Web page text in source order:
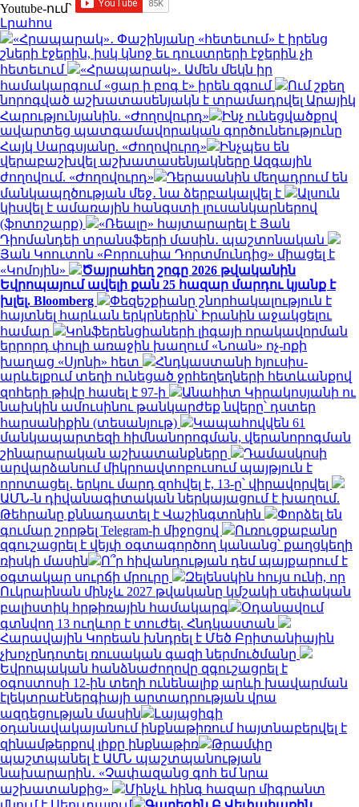
Youtube-ում`
Լրահոս
«Հրապարակ»․ Փաշինյանը «հետեւում» է իրենց
շների էջերին, իսկ կնոջ եւ դուստրերի էջերին չի
հետեւում
«Հրապարակ»․ Ամեն մեկն իր
համակարգում «ցար ի բոգ է» իրեն զգում
Ում շքեղ
նորոգված աշխատասենյակն է տրամադրվել Արայիկ
Հարությունյանին. «Ժողովուրդ»
Ինչ ունեցվածքով
ավարտեց պատգամավորական գործունեությունը
Հայկ Սարգսյանը. «Ժողովուրդ»
Ինչպես են
վերաբաշխվել աշխատասենյակները Ազգային
ժողովում. «Ժողովուրդ»
Դերասանին մեղադրում են
մանկապղծության մեջ․ նա ձերբակալվել է
Ալսուն
կիսվել է ամառային հանգստի լուսանկարներով
(ֆոտոշարք)
«Ռեալը» հայտարարել է Յան
Դիոմանդեի տրանսֆերի մասին․ պաշտոնական
Յան Կոուտոն «Բորուսիա Դորտմունդից» միացել է
«Կոմոյին»
Ծայրահեղ շոգը 2026 թվականին
Եվրոպայում ավելի քան 25 հազար մարդու կյանք է
խլել. Bloomberg
Փեզեշքիանը շնորհակալություն է
հայտնել հարևան երկրներին՝ Իրանին աջակցելու
համար
Կոնֆերենցիաների լիգայի որակավորման
երրորդ փուլի առաջին խաղում «Նոան» ոչ-ոքի
խաղաց «Սյոնի» հետ
Հնդկաստանի հյուսիս-
արևելքում տեղի ունեցած ջրհեղեղների հետևանքով
զոհերի թիվը հասել է 97-ի
Անահիտ Կիրակոսյանի ու
նախկին ամուսինու թանկարժեք նվերը՝ դստեր
հարսանիքին (տեսանյութ)
Կապահովվեն 61
մանկապարտեզի հիմնանորոգման, վերանորոգման
շինարարական աշխատանքները
Դամասկոսի
արվարձանում միկրոավտոբուսում պայթյուն է
որոտացել․ երկու մարդ զոհվել է, 13-ը՝ վիրավորվել
ԱՄՆ-ն դիվանագիտական ներկայացում է խաղում.
Թեհրանը քննադատել է Վաշինգտոնին
Փորձել են
գումար շորթել Telegram-ի միջոցով
Ուռուցքաբանը
զգուշացրել է վեյփ օգտագործող կանանց՝ քաղցկեղի
ռիսկի մասին
Ո՞ր հիվանդության դեմ պայքարում է
օգտակար սուրճի մրուրը
Զելենսկին հույս ունի, որ
Ուկրաինան մինչև 2027 թվականը կմշակի սեփական
բալիստիկ հրթիռային համակարգ
Օդանավում
գտնվող 13 ուղևոր է տուժել. Հնդկաստան
Հարավային Կորեան խնդրել է Մեծ Բրիտանիային
չխոչընդոտել ռուսական գազի ներմուծմանը
Եվրոպական հանձնաժողովը զգուշացրել է
օգոստոսի 12-ին տեղի ունենալիք արևի խավարման
էլեկտրաէներգիայի արտադրության վրա
ազդեցության մասին
Լայպցիգի
օդանավակայանում ինքնաթիռում հայտնաբերվել է
զինամթերքով լիքը ինքնաթիռ
Թրամփը
պաշտպանել է ԱՄՆ պաշտպանության
նախարարին․ «Չափազանց գոհ եմ նրա
աշխատանքից»
Մինչև հինգ հազար միգրանտ